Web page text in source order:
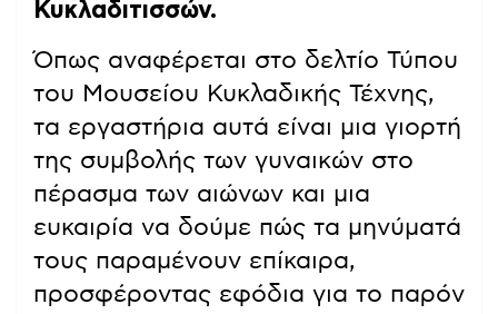
Κυκλαδιτισσών.
Όπως αναφέρεται στο δελτίο Τύπου
του Μουσείου Κυκλαδικής Τέχνης,
τα εργαστήρια αυτά είναι μια γιορτή
της συμβολής των γυναικών στο
πέρασμα των αιώνων και μια
ευκαιρία να δούμε πώς τα μηνύματά
τους παραμένουν επίκαιρα,
προσφέροντας εφόδια για το παρόν